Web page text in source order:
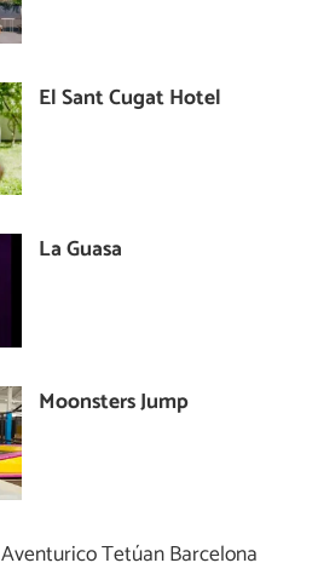
El Sant Cugat Hotel
La Guasa
Moonsters Jump
Aventurico Tetúan Barcelona